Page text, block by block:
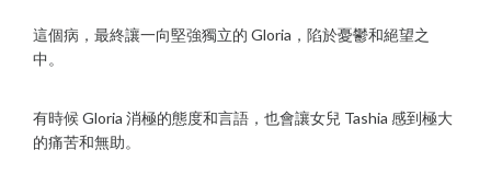
這個病，最終讓一向堅強獨立的 Gloria，陷於憂鬱和絕望之
中。
有時候 Gloria 消極的態度和言語，也會讓女兒 Tashia 感到極大
的痛苦和無助。